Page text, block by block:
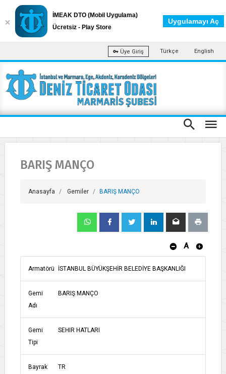
Üye Giriş Türkçe English
BARIŞ MANÇO
Anasayfa Gemiler BARIŞ MANÇO
A
Armatörü İSTANBUL BÜYÜKŞEHİR BELEDİYE BAŞKANLIĞI
Gemi
Adı
BARIŞ MANÇO
Gemi
Tipi
SEHIR HATLARI
Bayrak TR
İMEAK DTO (Mobil Uygulama)
Ücretsiz - Play Store
Uygulamayı Aç